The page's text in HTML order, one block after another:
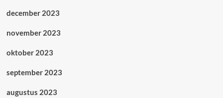
december 2023
november 2023
oktober 2023
september 2023
augustus 2023